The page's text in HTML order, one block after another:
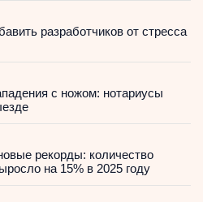
разработчиков от стресса
с ножом: нотариусы
рекорды: количество
на 15% в 2025 году